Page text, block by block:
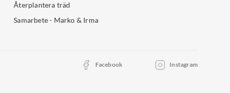
Återplantera träd
Samarbete - Marko & Irma
Facebook Instagram